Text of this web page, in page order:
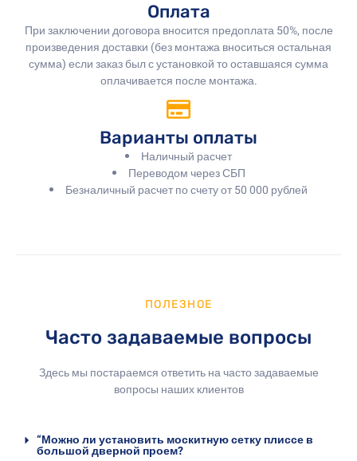
Оплата
При заключении договора вносится предоплата 50%, после
произведения доставки (без монтажа вноситься остальная
сумма) если заказ был с установкой то оставшаяся сумма
оплачивается после монтажа.
Варианты оплаты
Наличный расчет
Переводом через СБП
Безналичный расчет по счету от 50 000 рублей
ПОЛЕЗНОЕ
Часто задаваемые вопросы
Здесь мы постараемся ответить на часто задаваемые
вопросы наших клиентов
“Можно ли установить москитную сетку плиссе в
большой дверной проем?